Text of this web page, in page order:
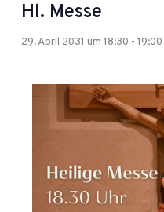
Hl. Messe
29. April 2031 um 18:30 -19:00